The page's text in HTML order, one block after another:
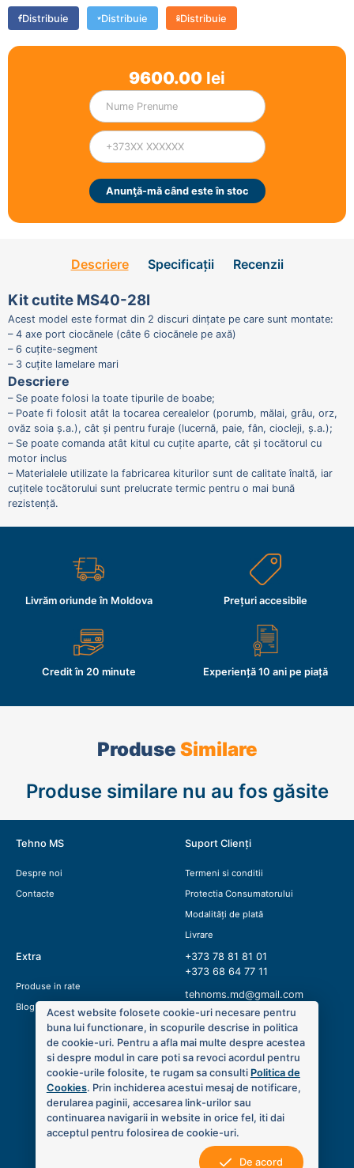
Distribuie Distribuie Distribuie
9600.00 lei
Anunţă-mă când este în stoc
Descriere Specificații Recenzii
Kit cutite MS40-28I
Acest model este format din 2 discuri dințate pe care sunt montate:
– 4 axe port ciocănele (câte 6 ciocănele pe axă)
– 6 cuțite-segment
– 3 cuțite lamelare mari
Descriere
– Se poate folosi la toate tipurile de boabe;
– Poate fi folosit atât la tocarea cerealelor (porumb, mălai, grâu, orz,
ovăz soia ș.a.), cât și pentru furaje (lucernă, paie, fân, ciocleji, ș.a.);
– Se poate comanda atât kitul cu cuțite aparte, cât și tocătorul cu
motor inclus
– Materialele utilizate la fabricarea kiturilor sunt de calitate înaltă, iar
cuțitele tocătorului sunt prelucrate termic pentru o mai bună
rezistență.
Livrăm oriunde în Moldova Prețuri accesibile
Credit în 20 minute Experiență 10 ani pe piață
Produse Similare
Produse similare nu au fos găsite
Tehno MS
Despre noi
Contacte
Suport Clienți
Termeni si conditii
Protectia Consumatorului
Modalități de plată
Livrare
Extra
Produse in rate
Blog
+373 78 81 81 01
+373 68 64 77 11
tehnoms.md@gmail.com
Acest website folosete cookie-uri necesare pentru
buna lui functionare, in scopurile descrise in politica
de cookie-uri. Pentru a afla mai multe despre acestea
si despre modul in care poti sa revoci acordul pentru
cookie-urile folosite, te rugam sa consulti Politica de
Cookies. Prin inchiderea acestui mesaj de notificare,
derularea paginii, accesarea link-urilor sau
continuarea navigarii in website in orice fel, iti dai
acceptul pentru folosirea de cookie-uri.
De acord